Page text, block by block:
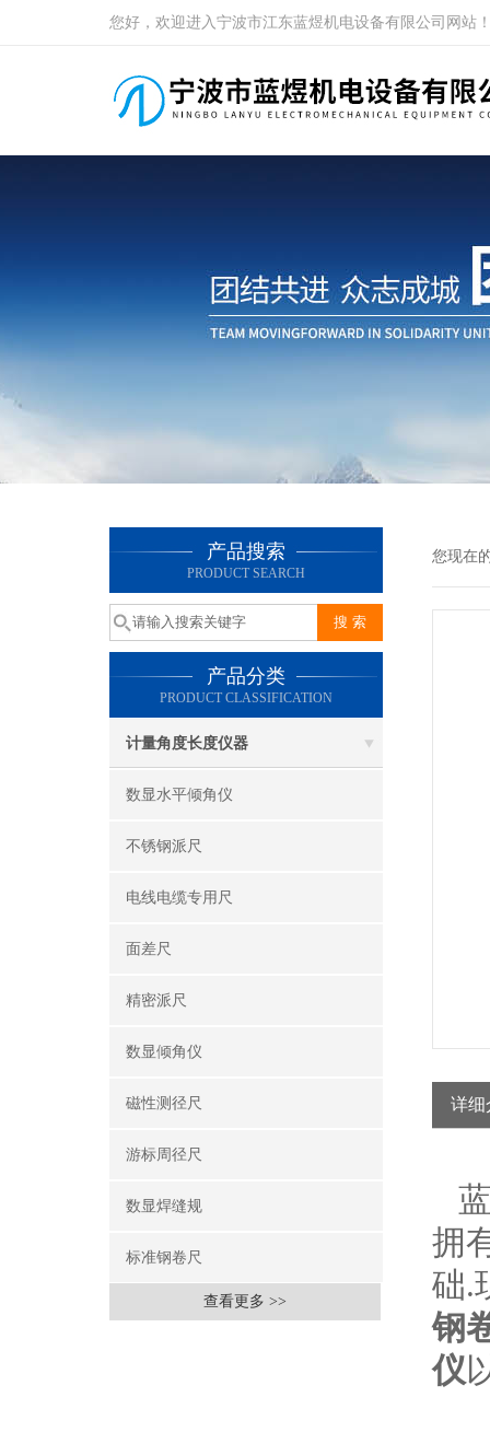
您好，欢迎进入宁波市江东蓝煜机电设备有限公司网站
产品搜索
PRODUCT SEARCH
产品分类
PRODUCT CLASSIFICATION
计量角度长度仪器
数显水平倾角仪
不锈钢派尺
电线电缆专用尺
面差尺
精密派尺
数显倾角仪
磁性测径尺
游标周径尺
数显焊缝规
标准钢卷尺
查看更多 >>
您现在
详细
拥
础.
钢
仪